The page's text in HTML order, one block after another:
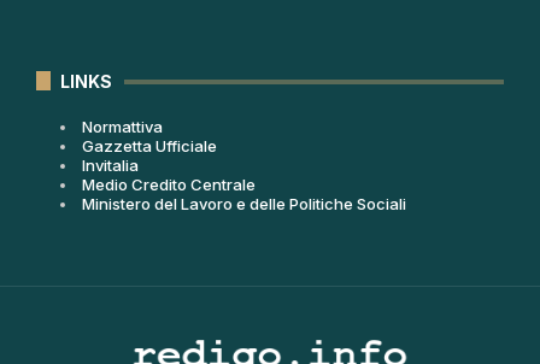
LINKS
Normattiva
Gazzetta Ufficiale
Invitalia
Medio Credito Centrale
Ministero del Lavoro e delle Politiche Sociali